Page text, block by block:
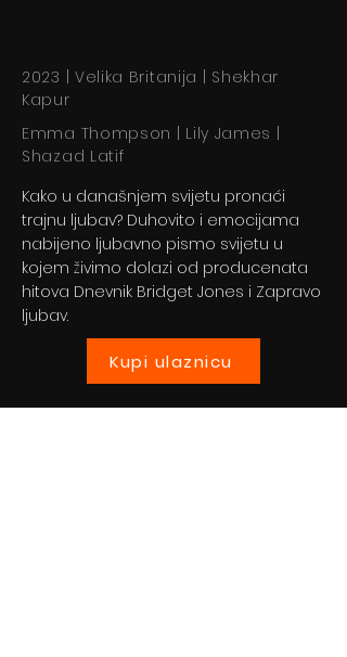
2023 | Velika Britanija | Shekhar
Kapur
Emma Thompson | Lily James |
Shazad Latif
Kako u današnjem svijetu pronaći
trajnu ljubav? Duhovito i emocijama
nabijeno ljubavno pismo svijetu u
kojem živimo dolazi od producenata
hitova Dnevnik Bridget Jones i Zapravo
ljubav.
Kupi ulaznicu